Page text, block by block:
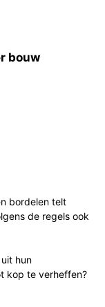
bouw
bordelen telt
de regels ook
hun
kop te verheffen?